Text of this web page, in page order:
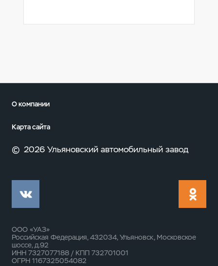
О компании
Карта сайта
© 2026 Ульяновский автомобильный завод
ООО «УАЗ»
Российская Федерация, 432034, Ульяновск, Московское
шоссе, д.92
ИНН 7327077188 / КПП 732701001
ОГРН 1167325054082